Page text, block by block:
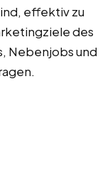
effektiv zu
des
Nebenjobs und